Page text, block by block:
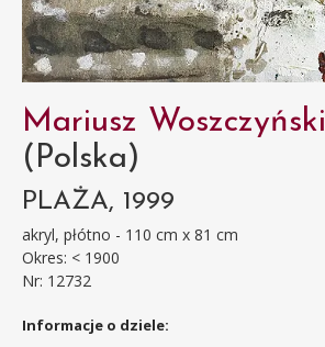
Mariusz Woszczyński
(Polska)
PLAŻA, 1999
akryl, płótno - 110 cm x 81 cm
Okres: < 1900
Nr: 12732
Informacje o dziele: